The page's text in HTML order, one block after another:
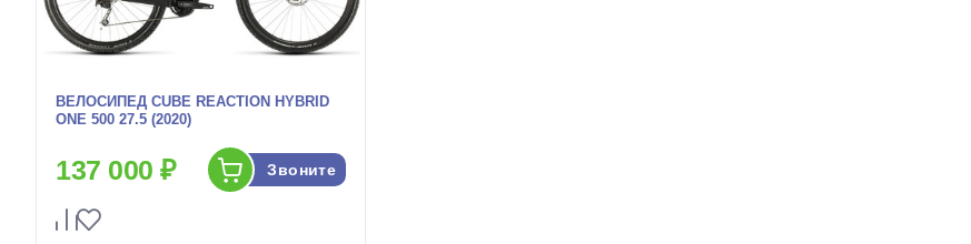
ВЕЛОСИПЕД CUBE REACTION HYBRID
ONE 500 27.5 (2020)
137 000 ₽ Звоните